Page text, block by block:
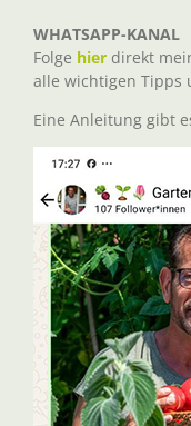
WHATSAPP-KANAL
Folge hier direkt
alle wichtigen Tipps
Eine Anleitung gibt